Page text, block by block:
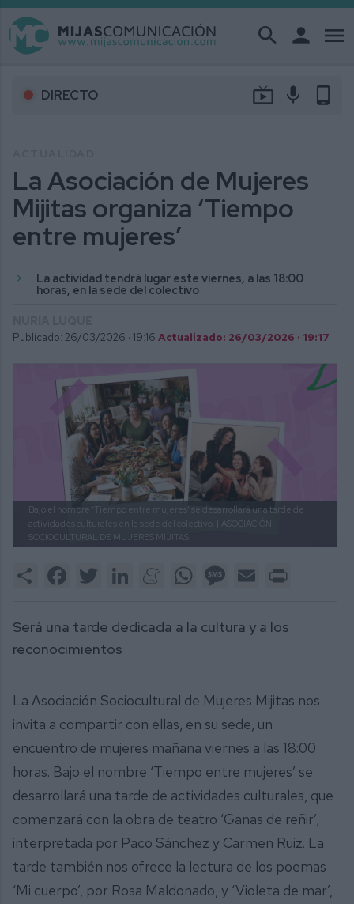
search person menu
DIRECTO live_tv mic phone_android
La Asociación de Mujeres
Mijitas organiza ‘Tiempo
entre mujeres’
La actividad tendrá lugar este viernes, a las 18:00
horas, en la sede del colectivo
Publicado: 26/03/2026 · 19:16 Actualizado: 26/03/2026 · 19:17
Bajo el nombre ‘Tiempo entre mujeres’ se desarrollará una tarde de
actividades culturales en la sede del colectivo. |
ASOCIACIÓN
SOCIOCULTURAL DE MUJERES MIJITAS. |
Share FacebookTwitter LinkedInMeneameWhatsAppMessage
Email
Será una tarde dedicada a la cultura y a los
reconocimientos
La Asociación Sociocultural de Mujeres Mijitas nos
invita a compartir con ellas, en su sede, un
encuentro de mujeres mañana viernes a las 18:00
horas. Bajo el nombre ‘Tiempo entre mujeres’ se
desarrollará una tarde de actividades culturales, que
comenzará con la obra de teatro ‘Ganas de reñir’,
interpretada por Paco Sánchez y Carmen Ruiz. La
tarde también nos ofrece la lectura de los poemas
‘Mi cuerpo’, por Rosa Maldonado, y ‘Violeta de mar’,